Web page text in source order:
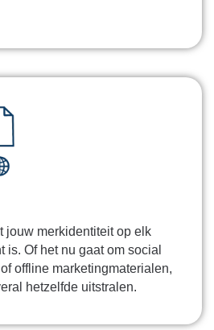
jouw merkidentiteit op elk
is. Of het nu gaat om social
offline marketingmaterialen,
hetzelfde uitstralen.